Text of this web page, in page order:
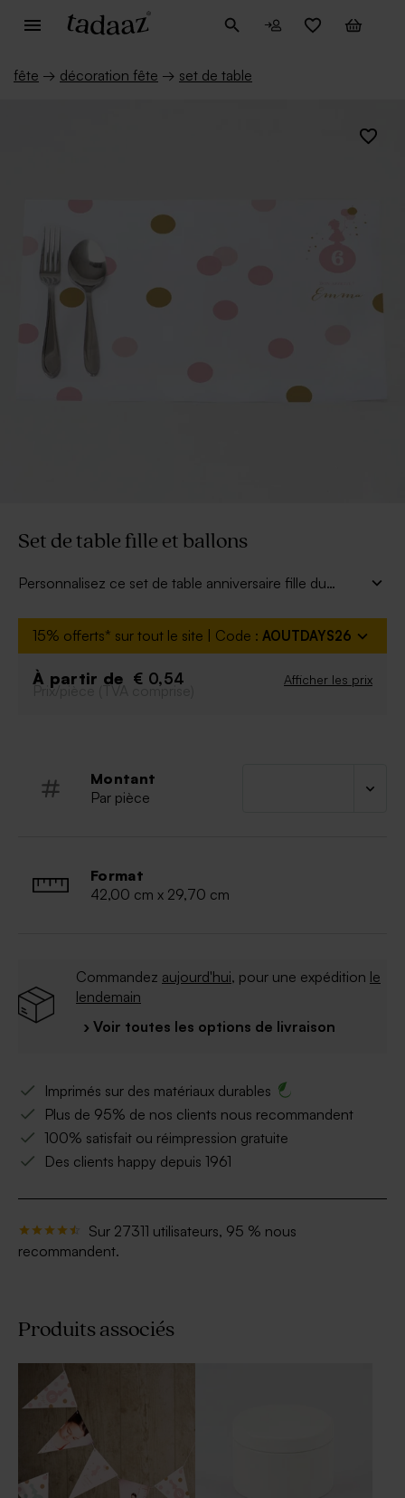
fête → décoration fête → set de table
Set de table fille et ballons
Personnalisez ce set de table anniversaire fille du
décline en 2 couleurs différentes. Le petit plus : il
occupera les enfants grâce à son dessin qui se trouve
15% offerts* sur tout le site | Code : AOUTDAYS26
À partir de € 0,54 Afficher les prix
Prix/pièce (TVA comprise)
Montant
Par pièce
Format
42,00 cm x 29,70 cm
Commandez aujourd'hui, pour une expédition le
lendemain
› Voir toutes les options de livraison
Imprimés sur des matériaux durables
Plus de 95% de nos clients nous recommandent
100% satisfait ou réimpression gratuite
Des clients happy depuis 1961
Sur 27311 utilisateurs, 95 % nous
recommandent.
Produits associés